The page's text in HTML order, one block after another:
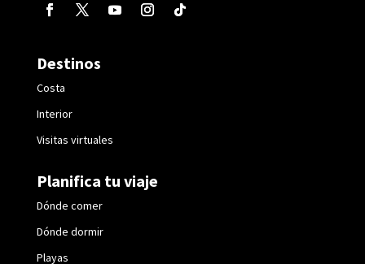
Destinos
Costa
Interior
Visitas virtuales
Planifica tu viaje
Dónde comer
Dónde dormir
Playas